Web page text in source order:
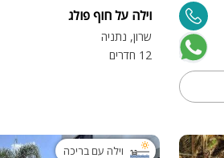
וילה על חוף פולג
שרון, נתניה
12 חדרים
וילה עם בריכה